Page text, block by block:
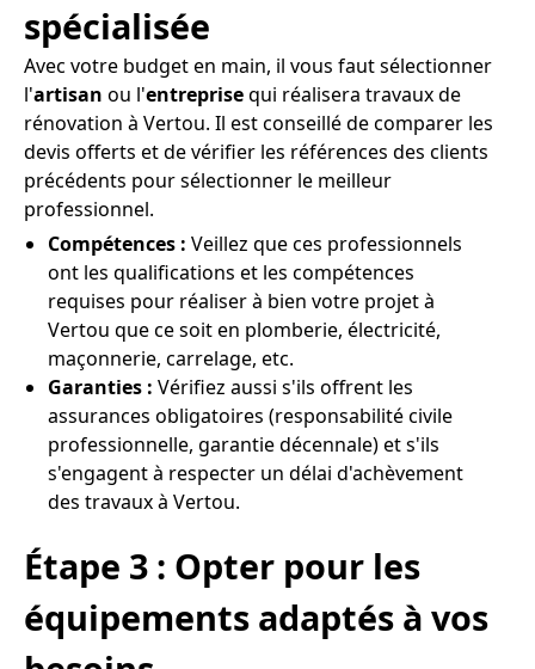
spécialisée
Avec votre budget en main, il vous faut sélectionner
l'artisan ou l'entreprisequi réalisera travaux de
rénovation à Vertou. Il est conseillé de comparer les
devis offerts et de vérifier les références des clients
précédents pour sélectionner le meilleur
professionnel.
Compétences : Veillez que ces professionnels
ont les qualifications et les compétences
requises pour réaliser à bien votre projet à
Vertou que ce soit en plomberie, électricité,
maçonnerie, carrelage, etc.
Garanties : Vérifiez aussi s'ils offrent les
assurances obligatoires (responsabilité civile
professionnelle, garantie décennale) et s'ils
s'engagent à respecter un délai d'achèvement
des travaux à Vertou.
Étape 3 : Opter pour les
équipements adaptés à vos